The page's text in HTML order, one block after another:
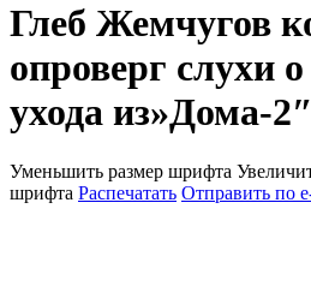
Глеб Жемчугов
опроверг слухи
ухода из»Дома-2″
Уменьшить размер шрифта
шрифта Распечатать Отправить по